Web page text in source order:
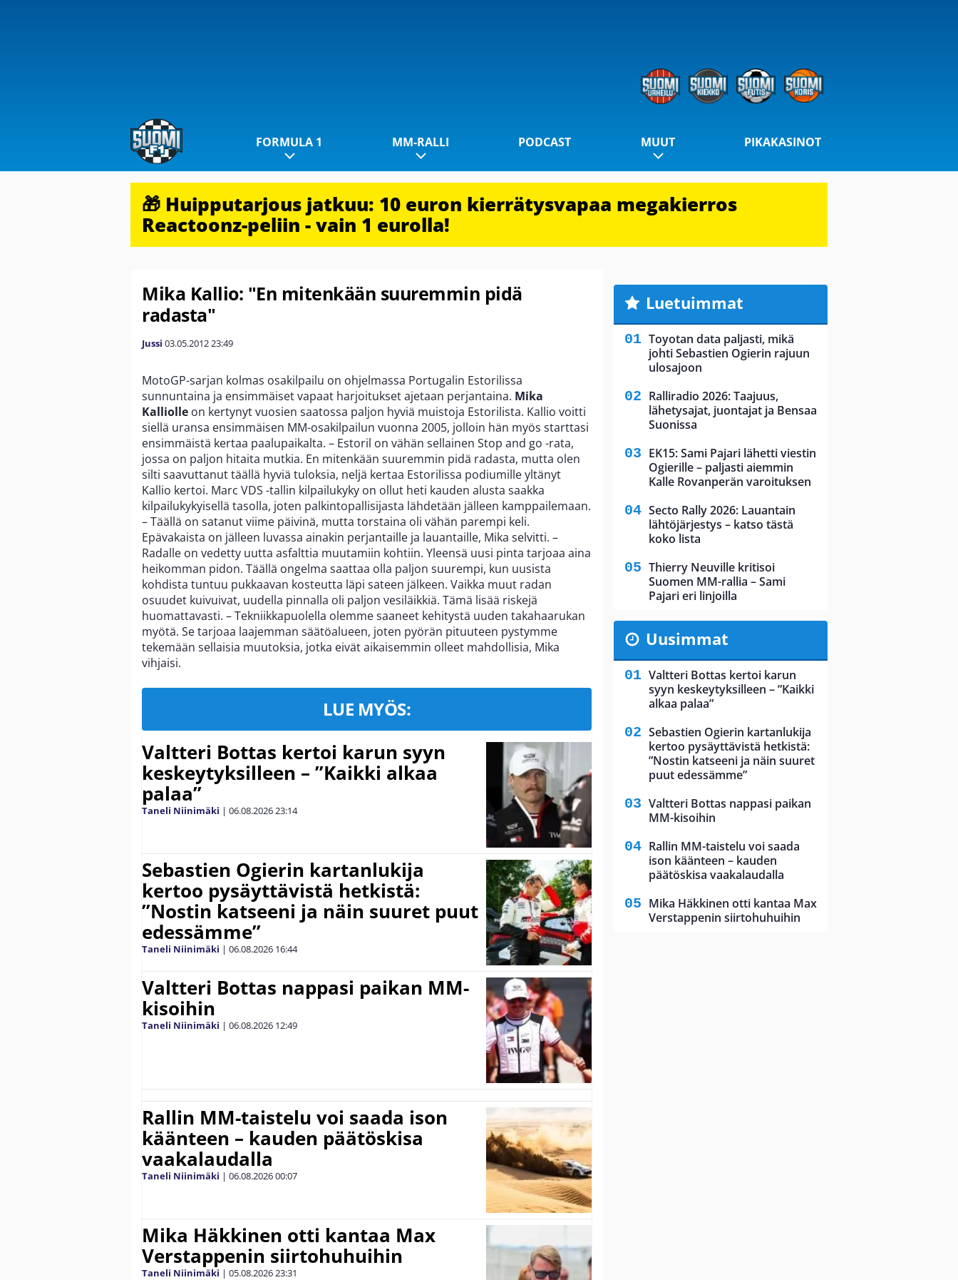
FORMULA 1 MM-RALLI PODCAST MUUT PIKAKASINOT
🎁 Huipputarjous jatkuu: 10 euron kierrätysvapaa megakierros
Reactoonz-peliin - vain 1 eurolla!
Mika Kallio: "En mitenkään suuremmin pidä
radasta"
Jussi 03.05.201223:49
MotoGP-sarjan kolmas osakilpailu on ohjelmassa Portugalin Estorilissa
sunnuntaina ja ensimmäiset vapaat harjoitukset ajetaan perjantaina. Mika
Kalliolle on kertynyt vuosien saatossa paljon hyviä muistoja Estorilista. Kallio voitti
siellä uransa ensimmäisen MM-osakilpailun vuonna 2005, jolloin hän myös starttasi
ensimmäistä kertaa paalupaikalta. – Estoril on vähän sellainen Stop and go -rata,
jossa on paljon hitaita mutkia. En mitenkään suuremmin pidä radasta, mutta olen
silti saavuttanut täällä hyviä tuloksia, neljä kertaa Estorilissa podiumille yltänyt
Kallio kertoi. Marc VDS -tallin kilpailukyky on ollut heti kauden alusta saakka
kilpailukykyisellä tasolla, joten palkintopallisijasta lähdetään jälleen kamppailemaan.
– Täällä on satanut viime päivinä, mutta torstaina oli vähän parempi keli.
Epävakaista on jälleen luvassa ainakin perjantaille ja lauantaille, Mika selvitti. –
Radalle on vedetty uutta asfalttia muutamiin kohtiin. Yleensä uusi pinta tarjoaa aina
heikomman pidon. Täällä ongelma saattaa olla paljon suurempi, kun uusista
kohdista tuntuu pukkaavan kosteutta läpi sateen jälkeen. Vaikka muut radan
osuudet kuivuivat, uudella pinnalla oli paljon vesiläikkiä. Tämä lisää riskejä
huomattavasti. – Tekniikkapuolella olemme saaneet kehitystä uuden takahaarukan
myötä. Se tarjoaa laajemman säätöalueen, joten pyörän pituuteen pystymme
tekemään sellaisia muutoksia, jotka eivät aikaisemmin olleet mahdollisia, Mika
vihjaisi.
LUE MYÖS:
Valtteri Bottas kertoi karun syyn
keskeytyksilleen – ”Kaikki alkaa
palaa”
Taneli Niinimäki | 06.08.202623:14
Sebastien Ogierin kartanlukija
kertoo pysäyttävistä hetkistä:
”Nostin katseeni ja näin suuret puut
edessämme”
Taneli Niinimäki | 06.08.2026 16:44
Valtteri Bottas nappasi paikan MM-
kisoihin
Taneli Niinimäki | 06.08.2026 12:49
Rallin MM-taistelu voi saada ison
käänteen – kauden päätöskisa
vaakalaudalla
Taneli Niinimäki | 06.08.202600:07
Mika Häkkinen otti kantaa Max
Verstappenin siirtohuhuihin
Taneli Niinimäki | 05.08.202623:31
Luetuimmat
Toyotan data paljasti, mikä
johti Sebastien Ogierin rajuun
ulosajoon
Ralliradio 2026: Taajuus,
lähetysajat, juontajat ja Bensaa
Suonissa
EK15: Sami Pajari lähetti viestin
Ogierille – paljasti aiemmin
Kalle Rovanperän varoituksen
Secto Rally 2026: Lauantain
lähtöjärjestys – katso tästä
koko lista
Thierry Neuville kritisoi
Suomen MM-rallia – Sami
Pajari eri linjoilla
Uusimmat
Valtteri Bottas kertoi karun
syyn keskeytyksilleen – ”Kaikki
alkaa palaa”
Sebastien Ogierin kartanlukija
kertoo pysäyttävistä hetkistä:
”Nostin katseeni ja näin suuret
puut edessämme”
Valtteri Bottas nappasi paikan
MM-kisoihin
Rallin MM-taistelu voi saada
ison käänteen – kauden
päätöskisa vaakalaudalla
Mika Häkkinen otti kantaa Max
Verstappenin siirtohuhuihin